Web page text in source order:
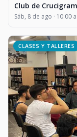
CLASES Y TALLERES
Club de
Sáb, 8 de ago · 10:00
CLASES Y TALLERES